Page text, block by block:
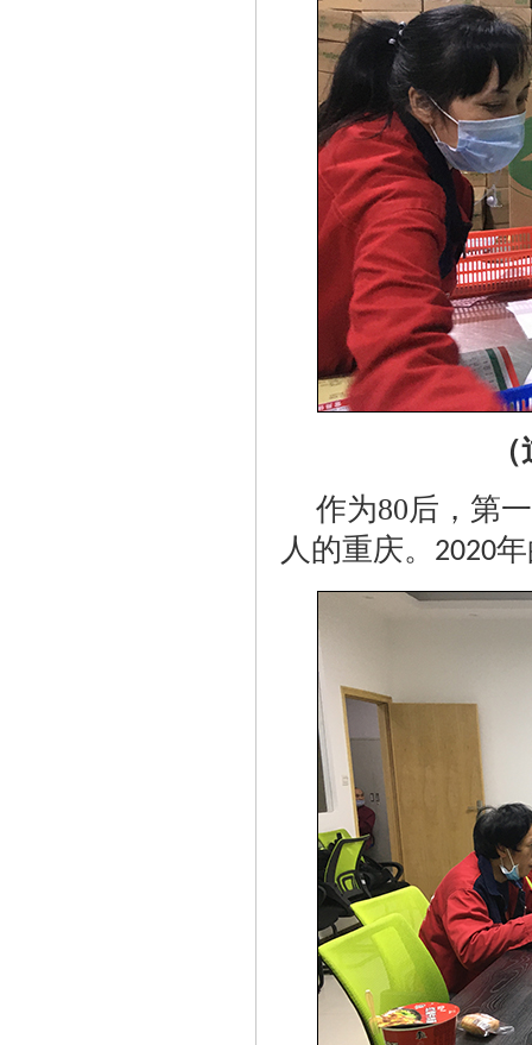
作为80后，第
人的重庆。
2020